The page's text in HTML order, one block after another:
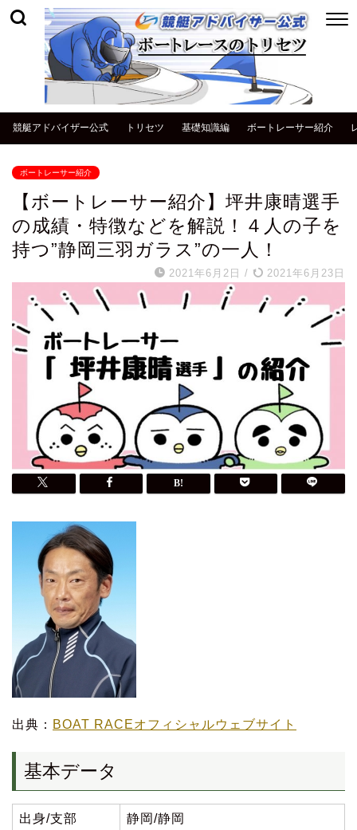
競艇アドバイザー公式 トリセツ 基礎知識編 ボートレーサー紹介
ボートレーサー紹介
【ボートレーサー紹介】坪井康晴選手
の成績・特徴などを解説！４人の子を
持つ”静岡三羽ガラス”の一人！
2021年6月2日 / 2021年6月23日
出典： BOAT RACEオフィシャルウェブサイト
基本データ
出身/支部 静岡/静岡